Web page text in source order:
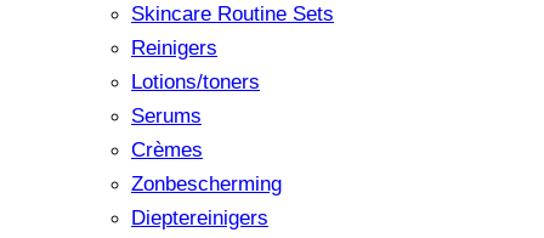
Skincare Routine Sets
Reinigers
Lotions/toners
Serums
Crèmes
Zonbescherming
Dieptereinigers